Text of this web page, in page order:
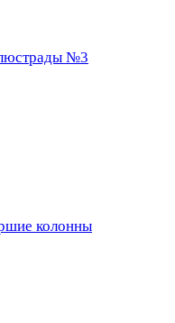
№3
колонны